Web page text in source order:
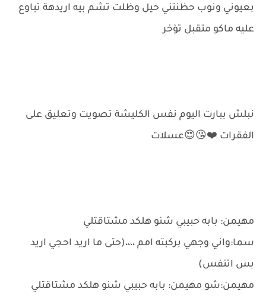
بعيوني ونوب حظنتني حيل وظلت تشم بيه اريدهة تباوع
عليه ماكو متقبل تؤخر
نبلش ببارت اليوم نفس الكليشة تصويت وتعليق على
الفقرات ❤️😘😍عسلات
مهيمن: بابه حبيبي شنو هلكد مشتاقتلي
سما:واني وجهي بركبته امم ،،،،(حتى ما اريد احجي اريد
بس اتنفس)
مهيمن:شو مهيمن: بابه حبيبي شنو هلكد مشتاقتلي